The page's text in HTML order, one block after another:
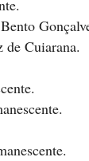
de Cuiarana.